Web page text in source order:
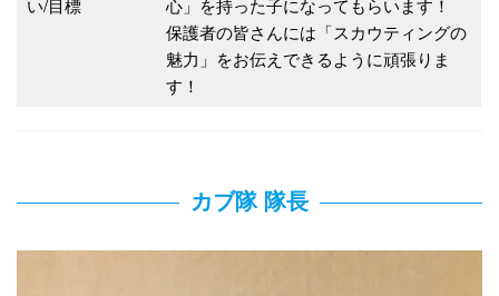
い/目標
心」を持った子になってもらいます！
保護者の皆さんには「スカウティングの
魅力」をお伝えできるように頑張りま
す！
カブ隊 隊長